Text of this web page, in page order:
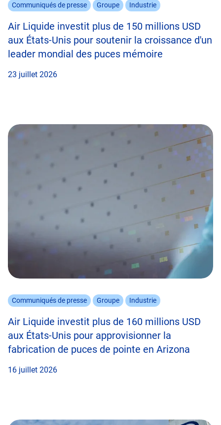
Communiqués de presse Groupe Industrie
Air Liquide investit plus de 150 millions USD
aux États-Unis pour soutenir la croissance d'un
leader mondial des puces mémoire
23 juillet 2026
Communiqués de presse Groupe Industrie
Air Liquide investit plus de 160 millions USD
aux États-Unis pour approvisionner la
fabrication de puces de pointe en Arizona
16 juillet 2026